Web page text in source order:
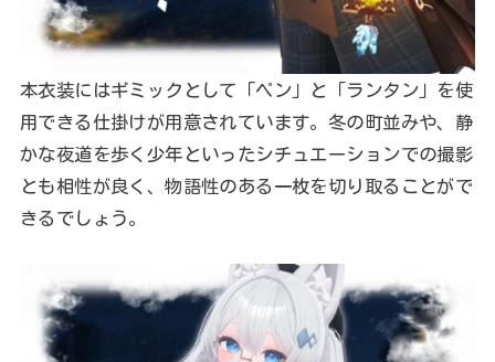
本衣装にはギミックとして「ペン」と「ランタン」を使
用できる仕掛けが用意されています。冬の町並みや、静
かな夜道を歩く少年といったシチュエーションでの撮影
とも相性が良く、物語性のある一枚を切り取ることがで
きるでしょう。